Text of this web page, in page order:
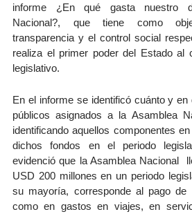
informe ¿En qué gasta nuestro
Nacional?, que tiene como
transparencia y el control social
realiza el primer poder del Estado al
legislativo.
En el informe se identificó cuánto y
públicos asignados a la Asamblea
identificando aquellos componentes
dichos fondos en el periodo
evidenció que la Asamblea Nacional
USD 200 millones en un periodo
su mayoría, corresponde al pago de
como en gastos en viajes, en